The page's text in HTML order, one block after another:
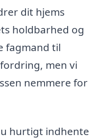
dit hjems
holdbarhed og
fagmand til
men vi
nemmere for
hurtigt indhente